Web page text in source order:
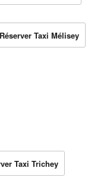
Réserver Taxi Mélisey
Taxi Trichey